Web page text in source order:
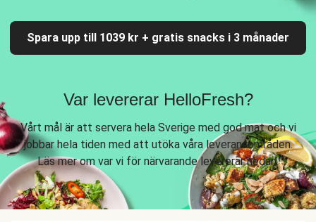
Spara upp till 1039 kr + gratis snacks i 3 månader
Var levererar HelloFresh?
Vårt mål är att servera hela Sverige med god mat och vi
jobbar hela tiden med att utöka våra leveransområden.
Läs mer om var vi för närvarande levererar nedan.